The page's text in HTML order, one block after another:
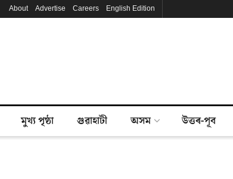
About Advertise Careers English Edition
মুখ্য পৃষ্ঠা গুৱাহাটী অসম উত্তৰ-পূব